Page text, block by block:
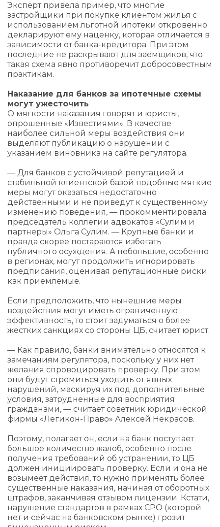
Эксперт привела пример, что многие
застройщики при покупке клиентом жилья с
использованием льготной ипотеки откровенно
декларируют ему наценку, которая отличается в
зависимости от банка-кредитора. При этом
последние не раскрывают для заемщиков, что
такая схема явно противоречит добросовестным
практикам.
Наказание для банков за ипотечные схемы
могут ужесточить
О мягкости наказания говорят и юристы,
опрошенные «Известиями». В качестве
наиболее сильной меры воздействия они
выделяют публикацию о нарушении с
указанием виновника на сайте регулятора.
— Для банков с устойчивой репутацией и
стабильной клиентской базой подобные мягкие
меры могут оказаться недостаточно
действенными и не приведут к существенному
изменению поведения, — прокомментировала
председатель коллегии адвокатов «Сулим и
партнеры» Ольга Сулим. — Крупные банки и
правда скорее постараются избегать
публичного осуждения. А небольшие, особенно
в регионах, могут продолжить игнорировать
предписания, оценивая репутационные риски
как приемлемые.
Если предположить, что нынешние меры
воздействия могут иметь ограниченную
эффективность, то стоит задуматься о более
жестких санкциях со стороны ЦБ, считает юрист.
— Как правило, банки внимательно относятся к
замечаниям регулятора, поскольку у них нет
желания спровоцировать проверку. При этом
они будут стремиться уходить от явных
нарушений, маскируя их под дополнительные
условия, затрудненные для восприятия
гражданами, — считает советник юридической
фирмы «Легикон-Право» Алексей Некрасов.
Поэтому, полагает он, если на банк поступает
большое количество жалоб, особенно после
получения требований об устранении, то ЦБ
должен инициировать проверку. Если и она не
возымеет действия, то нужно применять более
существенные наказания, начиная от оборотных
штрафов, заканчивая отзывом лицензии. Кстати,
нарушение стандартов в рамках СРО (которой
нет и сейчас на банковском рынке) грозит